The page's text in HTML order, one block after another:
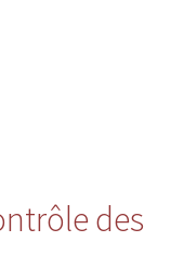
des